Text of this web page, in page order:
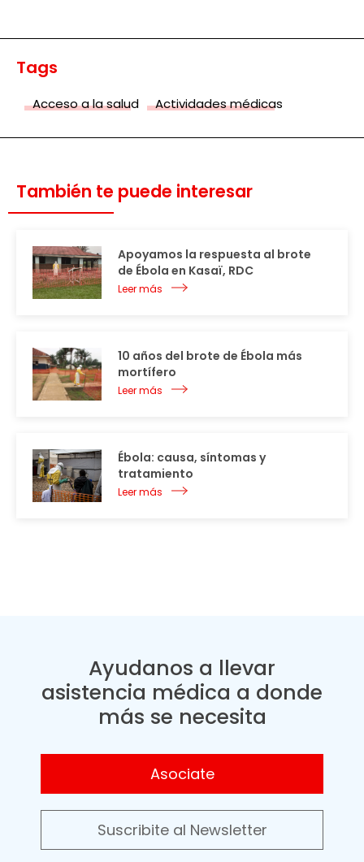
Tags
Acceso a la salud Actividades médicas
También te puede interesar
Apoyamos la respuesta al brote
de Ébola en Kasaï, RDC
Leer más
10 años del brote de Ébola más
mortífero
Leer más
Ébola: causa, síntomas y
tratamiento
Leer más
Ayudanos a llevar
asistencia médica a donde
más se necesita
Asociate
Suscribite al Newsletter